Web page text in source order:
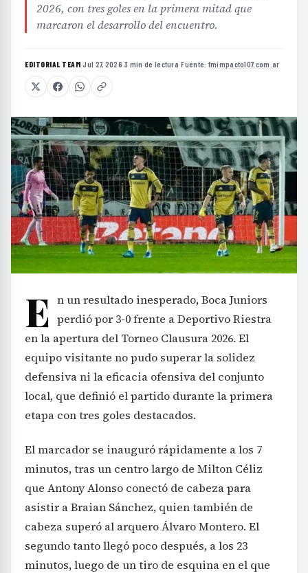
2026, con tres goles en la primera mitad que
marcaron el desarrollo del encuentro.
EDITORIAL TEAM·Jul 27, 2026·3 min de lectura·Fuente: fmimpacto107.com.ar
E n un resultado inesperado, Boca Juniors
perdió por 3-0 frente a Deportivo Riestra
en la apertura del Torneo Clausura 2026. El
equipo visitante no pudo superar la solidez
defensiva ni la eficacia ofensiva del conjunto
local, que definió el partido durante la primera
etapa con tres goles destacados.
El marcador se inauguró rápidamente a los 7
minutos, tras un centro largo de Milton Céliz
que Antony Alonso conectó de cabeza para
asistir a Braian Sánchez, quien también de
cabeza superó al arquero Álvaro Montero. El
segundo tanto llegó poco después, a los 23
minutos, luego de un tiro de esquina en el que